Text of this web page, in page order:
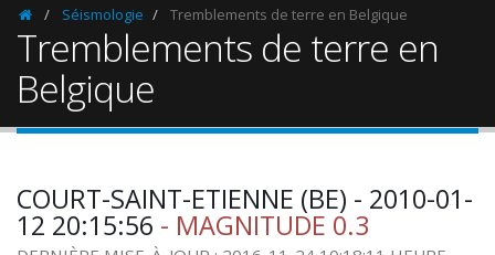
HomepageSéismologie Tremblements de terre en Belgique
Tremblements de terre en
Belgique
COURT-SAINT-ETIENNE (BE) - 2010-01-
12 20:15:56 - MAGNITUDE 0.3